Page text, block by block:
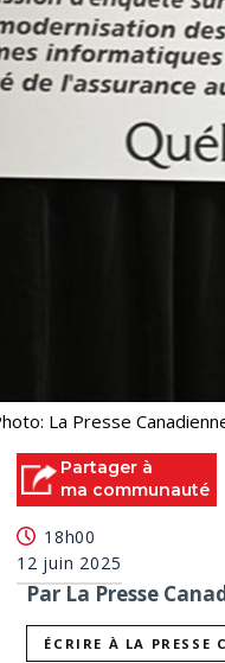
La Presse
Partager à
ma communauté
18h00
12 juin 2025
Par La Presse
ÉCRIRE À LA PRESSE